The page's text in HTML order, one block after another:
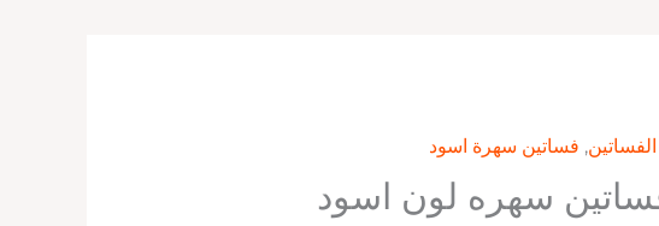
, فساتين سهرة اسود
سهره لون اسود